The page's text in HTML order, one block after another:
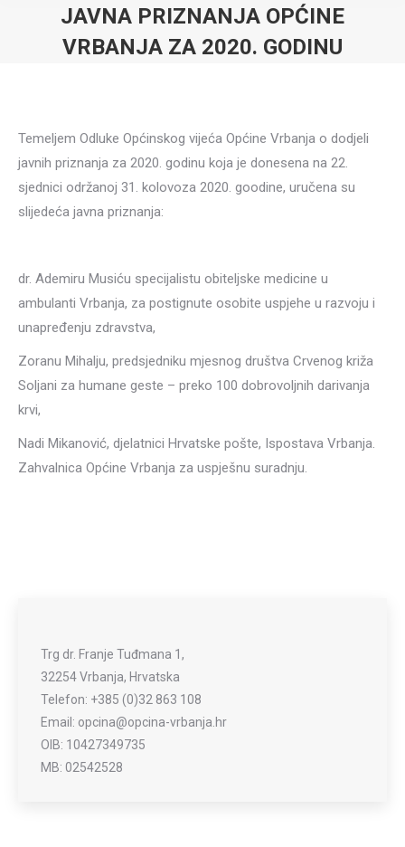
JAVNA PRIZNANJA OPĆINE
VRBANJA ZA 2020. GODINU
Temeljem Odluke Općinskog vijeća Općine Vrbanja o dodjeli
javnih priznanja za 2020. godinu koja je donesena na 22.
sjednici održanoj 31. kolovoza 2020. goodine, uručena su
slijedeća javna priznanja:
dr. Ademiru Musiću specijalistu obiteljske medicine u
ambulanti Vrbanja, za postignute osobite uspjehe u razvoju i
unapređenju zdravstva,
Zoranu Mihalju, predsjedniku mjesnog društva Crvenog križa
Soljani za humane geste – preko 100 dobrovoljnih darivanja
krvi,
Nadi Mikanović, djelatnici Hrvatske pošte, Ispostava Vrbanja.
Zahvalnica Općine Vrbanja za uspješnu suradnju.
Trg dr. Franje Tuđmana 1,
32254 Vrbanja, Hrvatska
Telefon: +385 (0)32 863 108
Email: opcina@opcina-vrbanja.hr
OIB: 10427349735
MB: 02542528